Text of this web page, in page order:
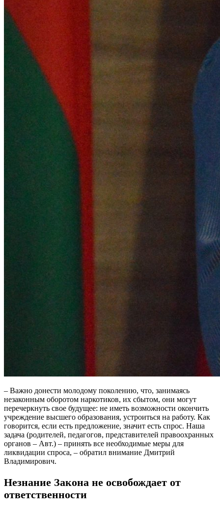
– Важно донести молодому поколению, что, занимаясь
незаконным оборотом наркотиков, их сбытом, они могут
перечеркнуть свое будущее: не иметь возможности окончить
учреждение высшего образования, устроиться на работу. Как
говорится, если есть предложение, значит есть спрос. Наша
задача (родителей, педагогов, представителей правоохранных
органов – Авт.) – принять все необходимые меры для
ликвидации спроса, – обратил внимание Дмитрий
Владимирович.
Незнание Закона не освобождает от
ответственности